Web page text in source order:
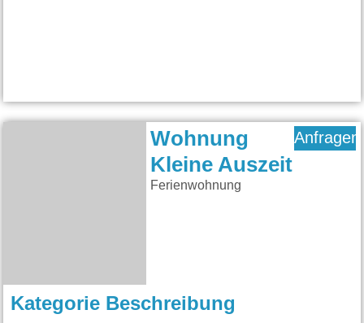
Wohnung
Kleine Auszeit
Ferienwohnung
Anfragen
Kategorie Beschreibung